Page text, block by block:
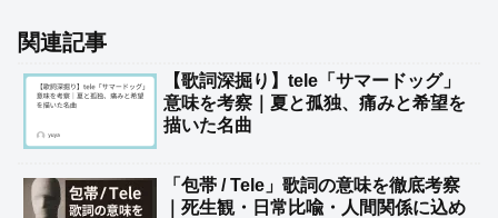
関連記事
【歌詞深掘り】tele「サマードッグ」
意味を考察｜夏と孤独、痛みと希望を
描いた名曲
「包帯 / Tele」歌詞の意味を徹底考察
｜死生観・日常比喩・人間関係に込め